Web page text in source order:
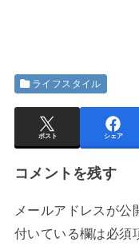
ライフスタイル
ポスト シェア
コメントを残す
メールアドレスが公
付いている欄は必須